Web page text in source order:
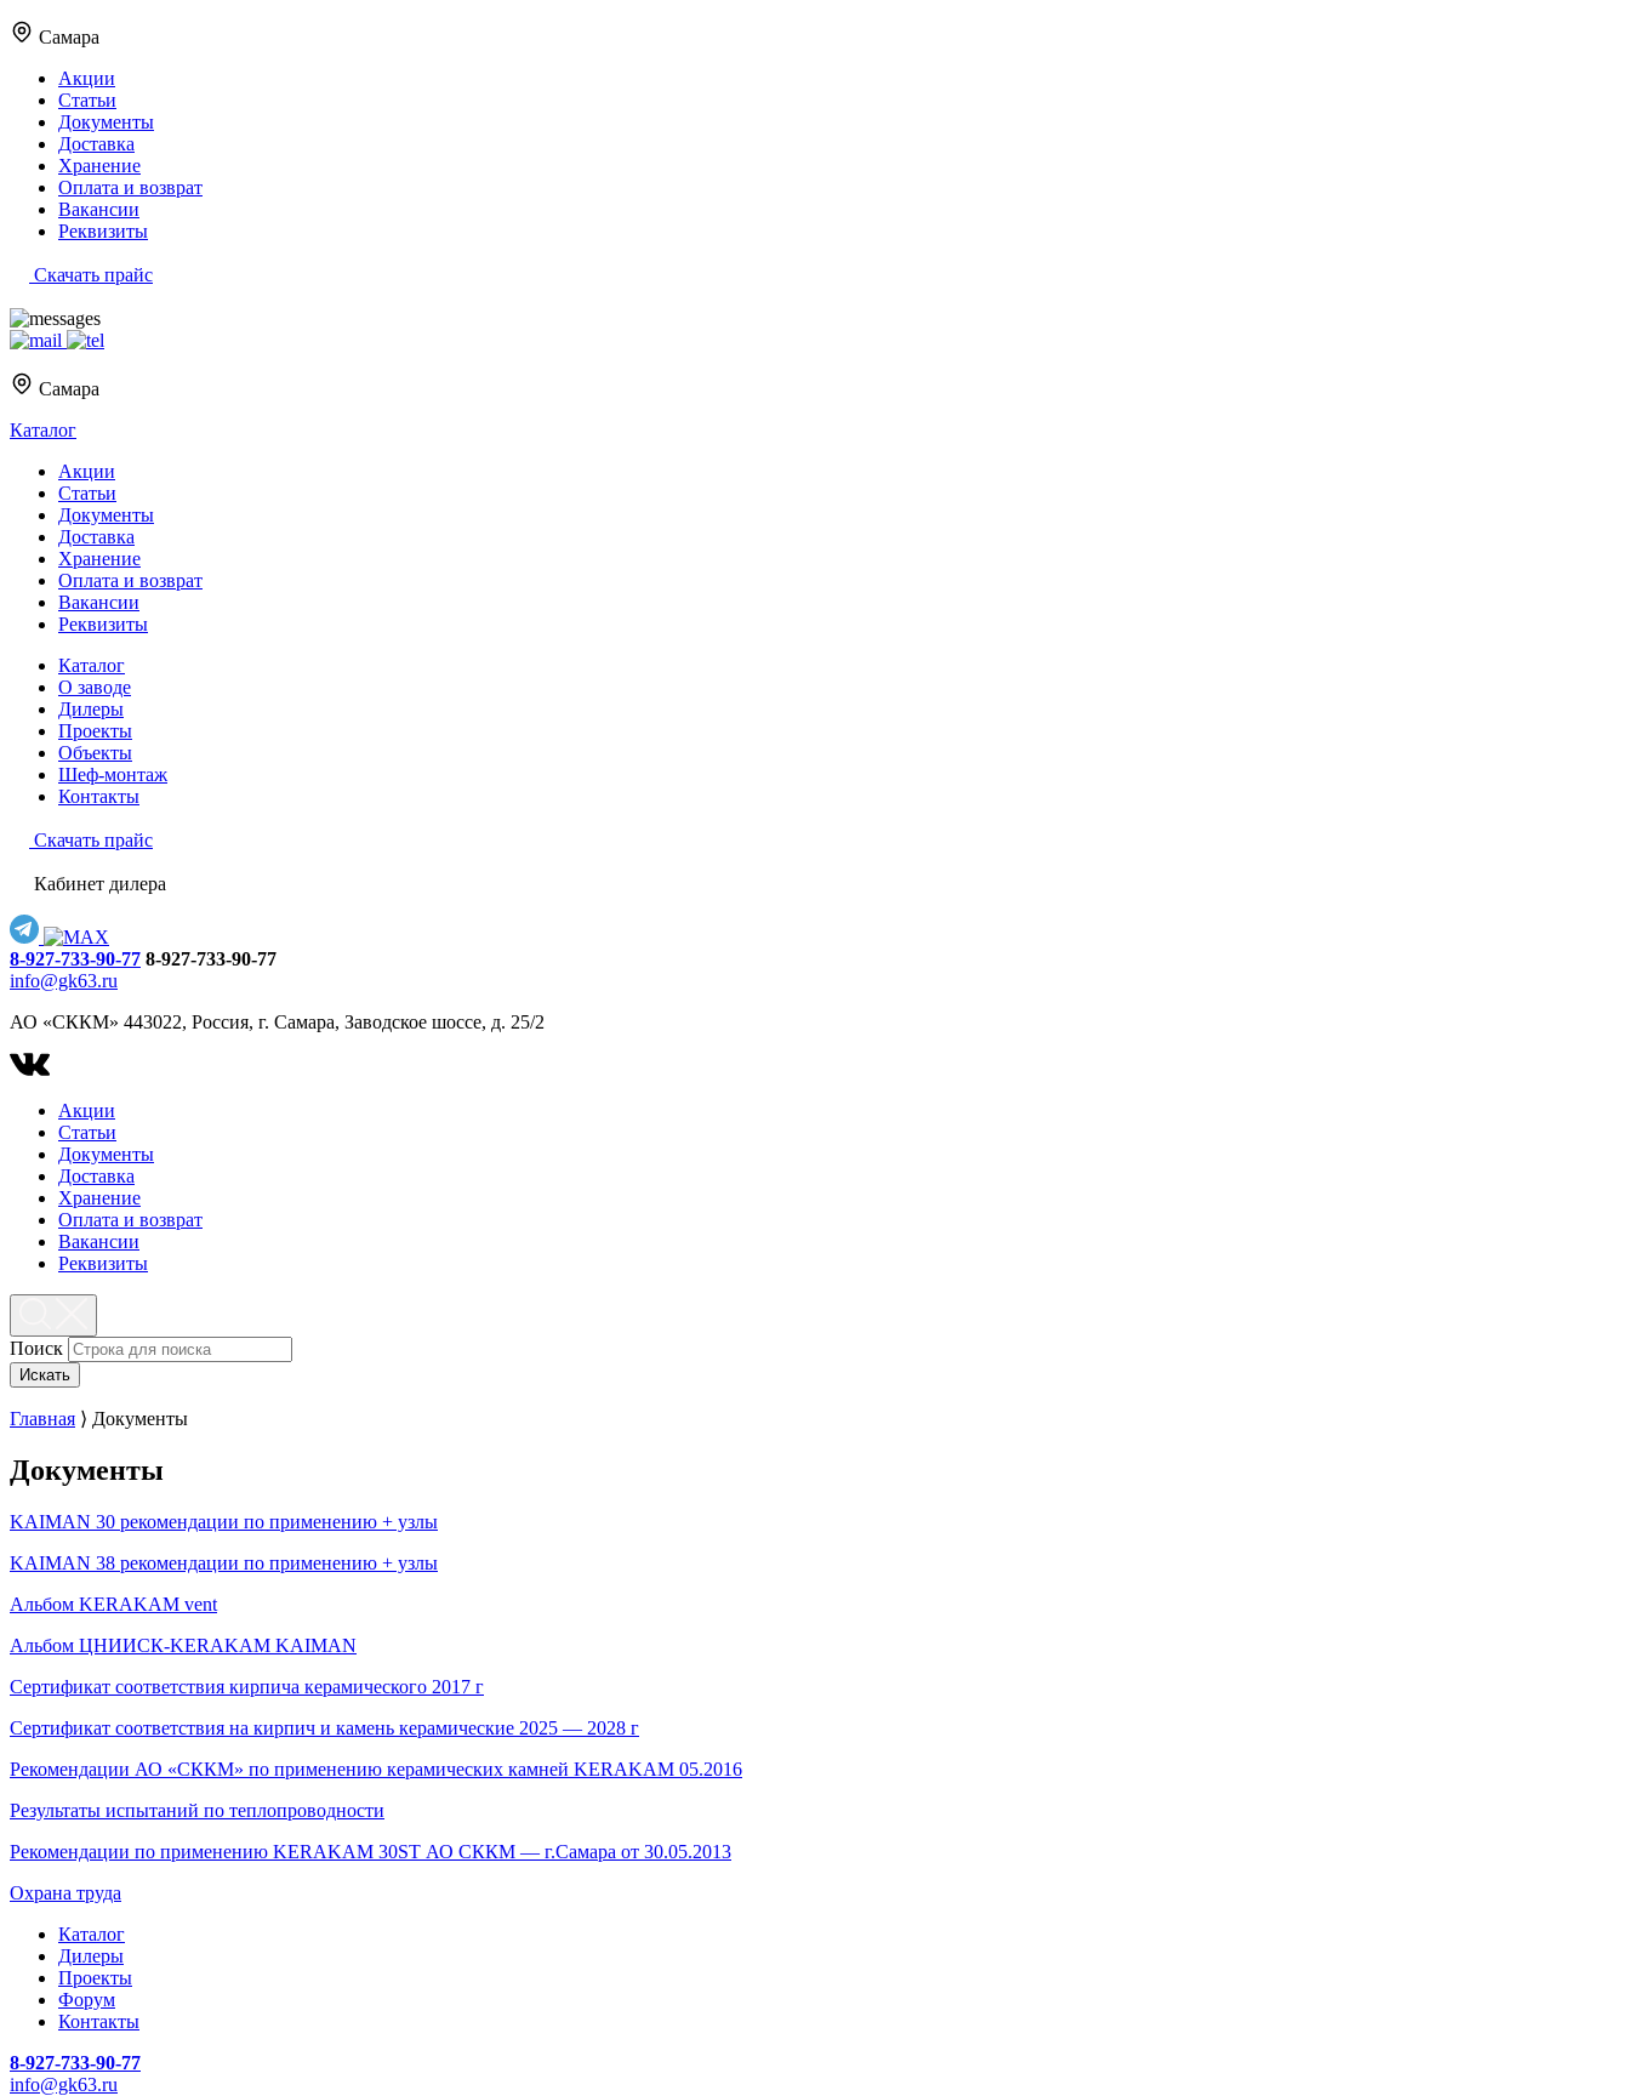
Самара
Акции
Статьи
Документы
Доставка
Хранение
Оплата и возврат
Вакансии
Реквизиты
Скачать прайс
Самара
Каталог
Акции
Статьи
Документы
Доставка
Хранение
Оплата и возврат
Вакансии
Реквизиты
Каталог
О заводе
Дилеры
Проекты
Объекты
Шеф-монтаж
Контакты
Скачать прайс
Кабинет дилера
8-927-733-90-77 8-927-733-90-77
info@gk63.ru
АО «СККМ» 443022, Россия, г. Самара, Заводское шоссе, д. 25/2
Акции
Статьи
Документы
Доставка
Хранение
Оплата и возврат
Вакансии
Реквизиты
Поиск
Искать
Главная ⟩ Документы
Документы
KAIMAN 30 рекомендации по применению + узлы
KAIMAN 38 рекомендации по применению + узлы
Альбом KERAKAM vent
Альбом ЦНИИСК-KERAKAM KAIMAN
Сертификат соответствия кирпича керамического 2017 г
Сертификат соответствия на кирпич и камень керамические 2025 — 2028 г
Рекомендации АО «СККМ» по применению керамических камней KERAKAM 05.2016
Результаты испытаний по теплопроводности
Рекомендации по применению KERAKAM 30ST АО СККМ — г.Cамара от 30.05.2013
Охрана труда
Каталог
Дилеры
Проекты
Форум
Контакты
8-927-733-90-77
info@gk63.ru